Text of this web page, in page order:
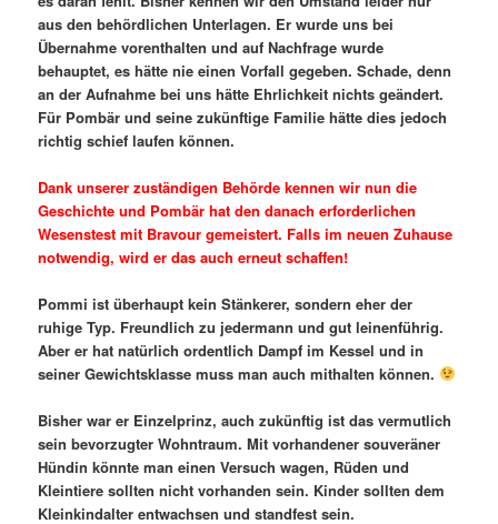
aus den behördlichen Unterlagen. Er wurde uns bei
Übernahme vorenthalten und auf Nachfrage wurde
behauptet, es hätte nie einen Vorfall gegeben. Schade, denn
an der Aufnahme bei uns hätte Ehrlichkeit nichts geändert.
Für Pombär und seine zukünftige Familie hätte dies jedoch
richtig schief laufen können.
Dank unserer zuständigen Behörde kennen wir nun die
Geschichte und Pombär hat den danach erforderlichen
Wesenstest mit Bravour gemeistert. Falls im neuen Zuhause
notwendig, wird er das auch erneut schaffen!
Pommi ist überhaupt kein Stänkerer, sondern eher der
ruhige Typ. Freundlich zu jedermann und gut leinenführig.
Aber er hat natürlich ordentlich Dampf im Kessel und in
seiner Gewichtsklasse muss man auch mithalten können.
Bisher war er Einzelprinz, auch zukünftig ist das vermutlich
sein bevorzugter Wohntraum. Mit vorhandener souveräner
Hündin könnte man einen Versuch wagen, Rüden und
Kleintiere sollten nicht vorhanden sein. Kinder sollten dem
Kleinkindalter entwachsen und standfest sein.